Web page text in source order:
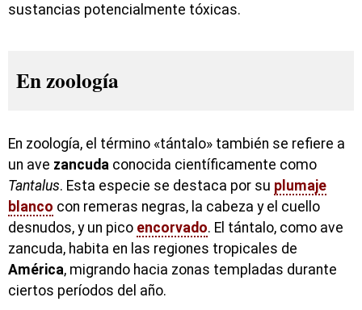
sustancias potencialmente tóxicas.
En zoología
En zoología, el término «tántalo» también se refiere a
un ave zancuda conocida científicamente como
Tantalus. Esta especie se destaca por su plumaje
blanco con remeras negras, la cabeza y el cuello
desnudos, y un pico encorvado. El tántalo, como ave
zancuda, habita en las regiones tropicales de
América, migrando hacia zonas templadas durante
ciertos períodos del año.